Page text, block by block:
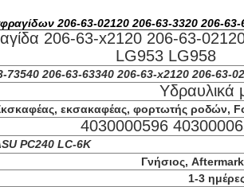
206-63-02120 206-63-3320 206-
206-63-x2120 206-63-
LG953 LG958
73540 206-63-63340 206-63-x2120 206-63-
Υδραυλικά
εκσακαφέας, φορτωτής ροδών,
4030000596
PC240 LC-6K
Γνήσιος,
1-3